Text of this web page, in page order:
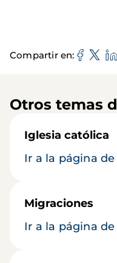
Compartir en
Otros temas
Iglesia católica
Ir a la página
Migraciones
Ir a la página